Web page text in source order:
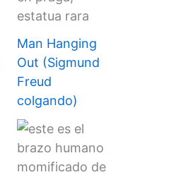
Man Hanging
Out (Sigmund
Freud
colgando)